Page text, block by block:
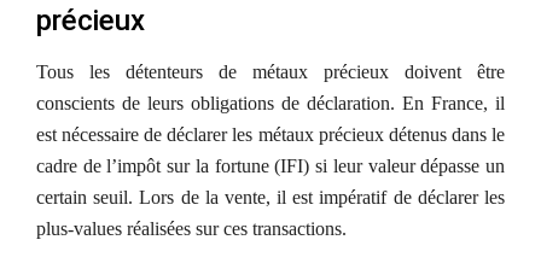
précieux
Tous les détenteurs de métaux précieux doivent être
conscients de leurs obligations de déclaration. En France, il
est nécessaire de déclarer les métaux précieux détenus dans le
cadre de l’impôt sur la fortune (IFI) si leur valeur dépasse un
certain seuil. Lors de la vente, il est impératif de déclarer les
plus-values réalisées sur ces transactions.